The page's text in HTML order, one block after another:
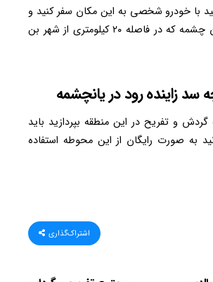
با خودرو شخصی به این مکان سفر کنید و
خود را به شهر یان چشمه که در فاصله ۲۰ کیلومتری از شهر بن
سد زاینده رود در یانچشمه
و تفریح در این منطقه بپردازید باید
به صورت رایگان از این محوطه استفاده
اشتراک‌گذاری